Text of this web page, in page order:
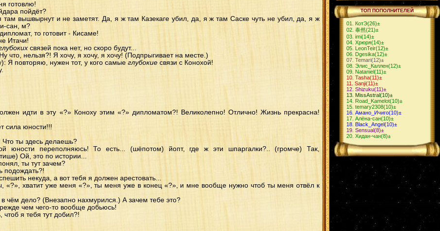
готовлю!
пойдёт?
вышвырнут и не заметят. Да, я ж там Казекаге убил, да, я ж там Саске чуть не убил, да, я ж
сан, м?
то готовит - Кисаме!
Итачи!
связей пока нет, но скоро будут...
что, нельзя?! Я хочу, я хочу, я хочу! (Подпрыгивает на месте.)
Я повторяю, нужен тот, у кого самые глубокие связи с Конохой!
идти в эту «?» Коноху этим «?» дипломатом?! Великолепно! Отлично! Жизнь прекрасна!
сила юности!!!
Что ты здесь делаешь?
юности переполняюсь! То есть... (шёпотом) йопт, где ж эти шпаргалки?.. (громче) Так,
Ой, это по истории...
ты тут зачем?
подождать?!
некуда, а вот тебя я должен арестовать...
«?», хватит уже меня «?», ты меня уже в конец «?», и мне вообще нужно чтоб ты меня отвёл к
чём дело? (Внезапно нахмурился.) А зачем тебе это?
чем чего-то вообще добьюсь!
я тебя тут добил?!
ТОП ПОПОЛНИТЕЛЕЙ
КотЭ(26)±
泰然(21)±
imi(14)±
Хрюря(14)±
LeonTeir(12)±
Dgesika(12)±
Теmari(12)±
Элис_Каллен(12)±
Nataniel(11)±
Tasha(11)±
Sanji(11)±
Shizuku(11)±
MissAstral(10)±
Road_Kamelot(10)±
temary2308(10)±
Амано_Ичиго(10)±
Алёна-сан(10)±
Black_Angel(10)±
Sensual(8)±
Хидан-чан(8)±